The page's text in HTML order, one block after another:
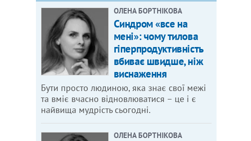
ОЛЕНА БОРТНІКОВА
Синдром «все на
мені»: чому тилова
гіперпродуктивність
вбиває швидше, ніж
виснаження
Бути просто людиною, яка знає свої межі
та вміє вчасно відновлюватися – це і є
найвища мудрість сьогодні.
ОЛЕНА БОРТНІКОВА